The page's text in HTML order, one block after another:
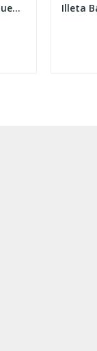
Catálogo. Santa Pola Arqueología y Museo